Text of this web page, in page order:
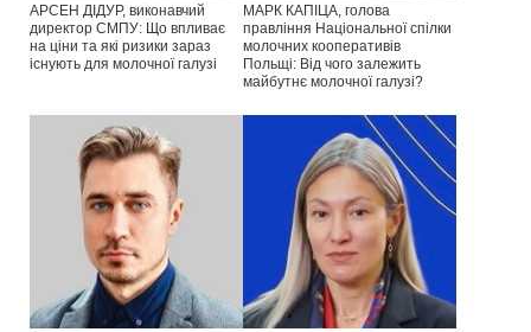
АРСЕН ДІДУР, виконавчий
директор СМПУ: Що впливає
на ціни та які ризики зараз
існують для молочної галузі
МАРК КАПІЦА, голова
правління Національної спілки
молочних кооперативів
Польщі: Від чого залежить
майбутнє молочної галузі?